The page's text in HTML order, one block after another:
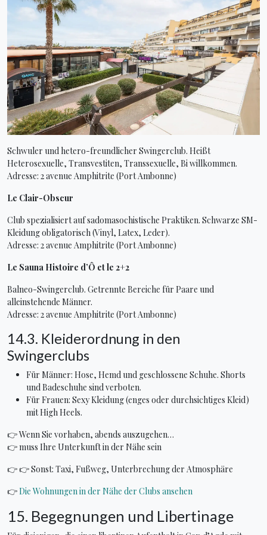
Schwuler und hetero-freundlicher Swingerclub. Heißt
Heterosexuelle, Transvestiten, Transsexuelle, Bi willkommen.
Adresse: 2 avenue Amphitrite (Port Ambonne)
Le Clair-Obscur
Club spezialisiert auf sadomasochistische Praktiken. Schwarze SM-
Kleidung obligatorisch (Vinyl, Latex, Leder).
Adresse: 2 avenue Amphitrite (Port Ambonne)
Le Sauna Histoire d’Ô et le 2+2
Balneo-Swingerclub. Getrennte Bereiche für Paare und
alleinstehende Männer.
Adresse: 2 avenue Amphitrite (Port Ambonne)
14.3. Kleiderordnung in den
Swingerclubs
Für Männer: Hose, Hemd und geschlossene Schuhe. Shorts
und Badeschuhe sind verboten.
Für Frauen: Sexy Kleidung (enges oder durchsichtiges Kleid)
mit High Heels.
👉 Wenn Sie vorhaben, abends auszugehen…
👉 muss Ihre Unterkunft in der Nähe sein
👉 👉 Sonst: Taxi, Fußweg, Unterbrechung der Atmosphäre
👉Die Wohnungen in der Nähe der Clubs ansehen
15. Begegnungen und Libertinage